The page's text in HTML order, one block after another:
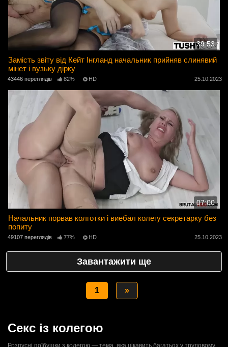
39:53
Замість звіту від Кейт Інгланд начальник прийняв слинявий
мінет і вузьку дірку
43446 переглядів 82% HD 25.10.2023
07:00
Начальник порвав колготки і виебал колегу секретарку без
попиту
49107 переглядів 77% HD 25.10.2023
Завантажити ще
1 »
Секс із колегою
Розпусні поїбушки з колегою — тема, яка цікавить багатьох у трудовому